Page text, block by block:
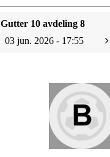
Gutter 10 avdeling 8
03 jun. 2026 - 17:55